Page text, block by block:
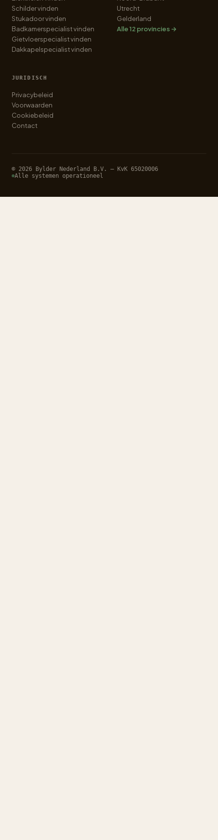
Schilder vinden
Stukadoor vinden
Badkamerspecialist vinden
Gietvloerspecialist vinden
Dakkapelspecialist vinden
Utrecht
Gelderland
Alle 12 provincies →
JURIDISCH
Privacybeleid
Voorwaarden
Cookiebeleid
Contact
© 2026 Bylder Nederland B.V. — KvK 65020006
Alle systemen operationeel